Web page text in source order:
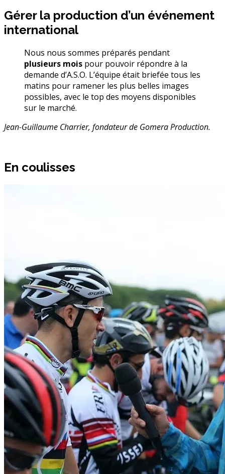
Gérer la production d’un événement
international
Nous nous sommes préparés pendant
plusieurs mois pour pouvoir répondre à la
demande d’A.S.O. L’équipe était briefée tous les
matins pour ramener les plus belles images
possibles, avec le top des moyens disponibles
sur le marché.
Jean-Guillaume Charrier, fondateur de Gomera Production.
En coulisses